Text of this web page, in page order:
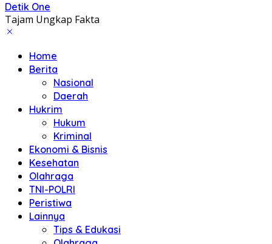
Detik One
Tajam Ungkap Fakta
Home
Berita
Nasional
Daerah
Hukrim
Hukum
Kriminal
Ekonomi & Bisnis
Kesehatan
Olahraga
TNI-POLRI
Peristiwa
Lainnya
Tips & Edukasi